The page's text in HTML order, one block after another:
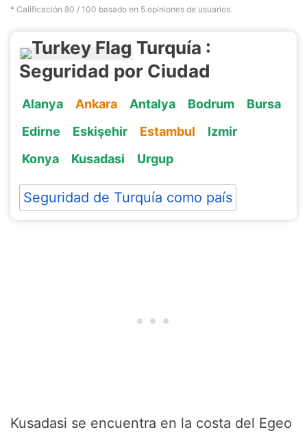
* Calificación 80 / 100 basado en 5 opiniones de usuarios.
Turquía :
Seguridad por Ciudad
Alanya Ankara Antalya Bodrum
Bursa
Edirne
Eskişehir Estambul
Izmir
Konya
Kusadasi Urgup
Seguridad de Turquía como país
Kusadasi se encuentra en la costa del Egeo